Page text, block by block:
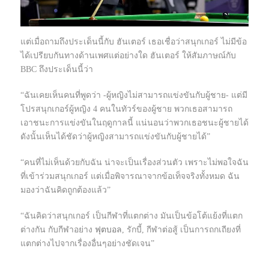
แต่เมื่อถามถึงประเด็นนี้กับ ฮันเตอร์ เธอเชื่อว่าสนุกเกอร์ ไม่มีข้อ
ได้เปรียบกันทางด้านเพศแต่อย่างใด ฮันเตอร์ ให้สัมภาษณ์กับ
BBC ถึงประเด็นนี้ว่า
“ฉันเคยเห็นคนที่พูดว่า -ผู้หญิงไม่สามารถแข่งขันกับผู้ชาย- แต่มี
โปรสนุกเกอร์ผู้หญิง 4 คนในทัวร์ของผู้ชาย พวกเธอสามารถ
เอาชนะการแข่งขันในฤดูกาลนี้ แน่นอนว่าพวกเธอชนะผู้ชายได้
ดังนั้นเห็นได้ชัดว่าผู้หญิงสามารถแข่งขันกับผู้ชายได้”
“คนที่ไม่เห็นด้วยกับฉัน น่าจะเป็นเรื่องส่วนตัว เพราะไม่พอใจฉัน
ที่เข้าร่วมสนุกเกอร์ แต่เมื่อพิจารณาจากข้อเท็จจริงทั้งหมด ฉัน
มองว่าฉันคิดถูกต้องแล้ว”
“ฉันคิดว่าสนุกเกอร์ เป็นกีฬาที่แตกต่าง มันเป็นข้อโต้แย้งที่แตก
ต่างกัน กับกีฬาอย่าง ฟุตบอล, รักบี้, กีฬาต่อสู้ เป็นการถกเถียงที่
แตกต่างไปจากเรื่องอื่นๆอย่างชัดเจน”